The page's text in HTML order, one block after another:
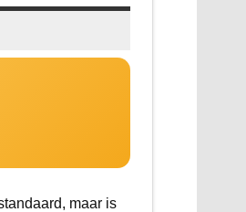
maar is